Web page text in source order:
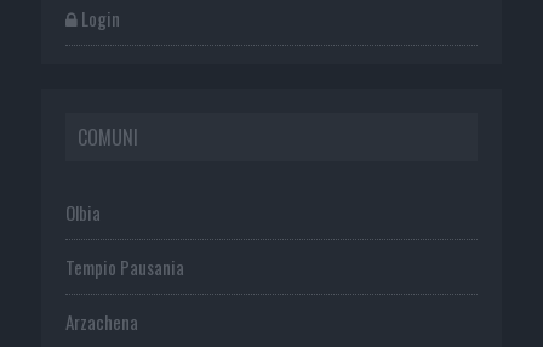
Login
COMUNI
Olbia
Tempio Pausania
Arzachena